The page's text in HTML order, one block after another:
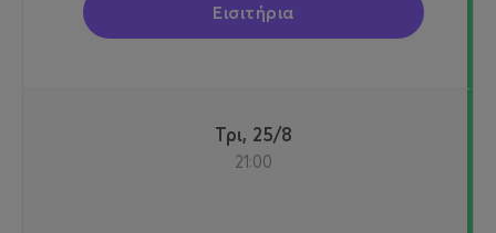
Εισιτήρια
Τρι, 25/8
21:00